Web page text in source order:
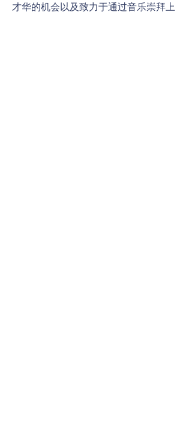
才华的机会以及致力于通过音乐崇拜上